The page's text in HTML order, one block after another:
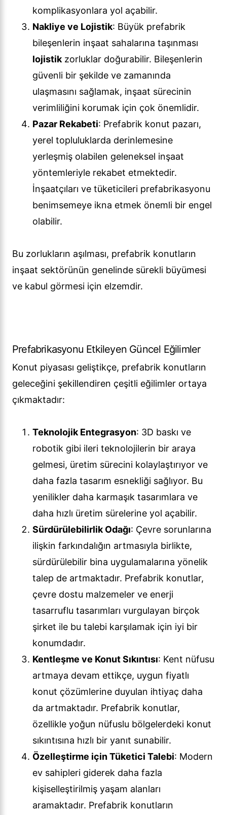
komplikasyonlara yol açabilir.
Nakliye ve Lojistik: Büyük prefabrik
bileşenlerin inşaat sahalarına taşınması
lojistik zorluklar doğurabilir. Bileşenlerin
güvenli bir şekilde ve zamanında
ulaşmasını sağlamak, inşaat sürecinin
verimliliğini korumak için çok önemlidir.
Pazar Rekabeti: Prefabrik konut pazarı,
yerel topluluklarda derinlemesine
yerleşmiş olabilen geleneksel inşaat
yöntemleriyle rekabet etmektedir.
İnşaatçıları ve tüketicileri prefabrikasyonu
benimsemeye ikna etmek önemli bir engel
olabilir.
Bu zorlukların aşılması, prefabrik konutların
inşaat sektörünün genelinde sürekli büyümesi
ve kabul görmesi için elzemdir.
Prefabrikasyonu Etkileyen Güncel Eğilimler
Konut piyasası geliştikçe, prefabrik konutların
geleceğini şekillendiren çeşitli eğilimler ortaya
çıkmaktadır:
Teknolojik Entegrasyon: 3D baskı ve
robotik gibi ileri teknolojilerin bir araya
gelmesi, üretim sürecini kolaylaştırıyor ve
daha fazla tasarım esnekliği sağlıyor. Bu
yenilikler daha karmaşık tasarımlara ve
daha hızlı üretim sürelerine yol açabilir.
Sürdürülebilirlik Odağı: Çevre sorunlarına
ilişkin farkındalığın artmasıyla birlikte,
sürdürülebilir bina uygulamalarına yönelik
talep de artmaktadır. Prefabrik konutlar,
çevre dostu malzemeler ve enerji
tasarruflu tasarımları vurgulayan birçok
şirket ile bu talebi karşılamak için iyi bir
konumdadır.
Kentleşme ve Konut Sıkıntısı: Kent nüfusu
artmaya devam ettikçe, uygun fiyatlı
konut çözümlerine duyulan ihtiyaç daha
da artmaktadır. Prefabrik konutlar,
özellikle yoğun nüfuslu bölgelerdeki konut
sıkıntısına hızlı bir yanıt sunabilir.
Özelleştirme için Tüketici Talebi: Modern
ev sahipleri giderek daha fazla
kişiselleştirilmiş yaşam alanları
aramaktadır. Prefabrik konutların